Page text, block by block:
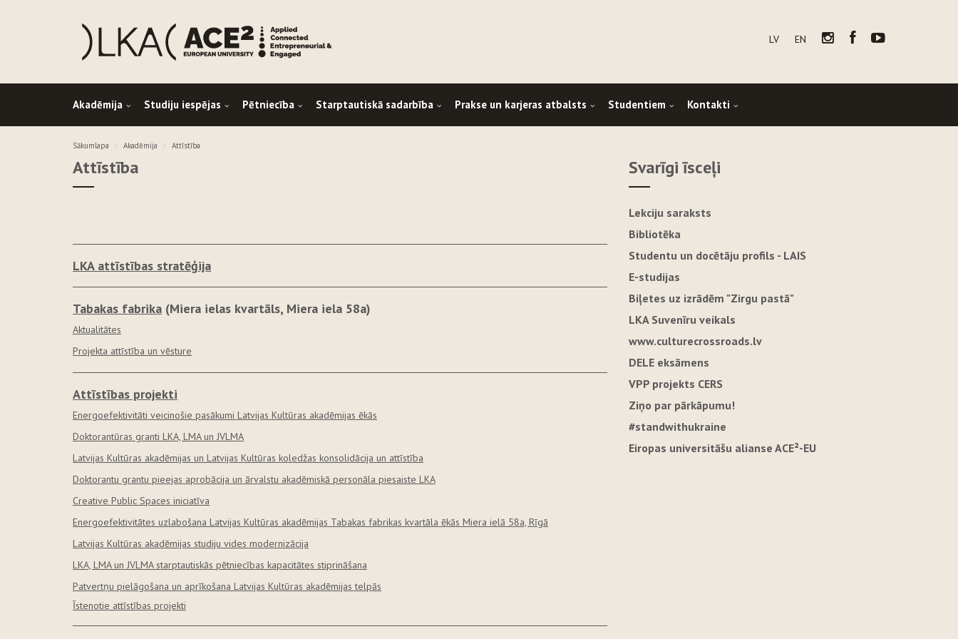
LV EN
Akadēmija Studiju iespējas Pētniecība Starptautiskā sadarbība Prakse un karjeras atbalsts Studentiem Kontakti
Sākumlapa Akadēmija Attīstība
Attīstība
LKA attīstības stratēģija
Tabakas fabrika (Miera ielas kvartāls, Miera iela 58a)
Aktualitātes
Projekta attīstība un vēsture
Attīstības projekti
Energoefektivitāti veicinošie pasākumi Latvijas Kultūras akadēmijas ēkās
Doktorantūras granti LKA, LMA un JVLMA
Latvijas Kultūras akadēmijas un Latvijas Kultūras koledžas konsolidācija un attīstība
Doktorantu grantu pieejas aprobācija un ārvalstu akadēmiskā personāla piesaiste LKA
Creative Public Spaces iniciatīva
Energoefektivitātes uzlabošana Latvijas Kultūras akadēmijas Tabakas fabrikas kvartāla ēkās Miera ielā 58a, Rīgā
Latvijas Kultūras akadēmijas studiju vides modernizācija
LKA, LMA un JVLMA starptautiskās pētniecības kapacitātes stiprināšana
Patvertņu pielāgošana un aprīkošana Latvijas Kultūras akadēmijas telpās
Īstenotie attīstības projekti
Svarīgi īsceļi
Lekciju saraksts
Bibliotēka
Studentu un docētāju profils - LAIS
E-studijas
Biļetes uz izrādēm "Zirgu pastā"
LKA Suvenīru veikals
www.culturecrossroads.lv
DELE eksāmens
VPP projekts CERS
Ziņo par pārkāpumu!
#standwithukraine
Eiropas universitāšu alianse ACE²-EU